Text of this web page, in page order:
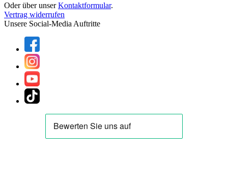
Oder über unserKontaktformular.
Vertrag widerrufen
Unsere Social-Media Auftritte